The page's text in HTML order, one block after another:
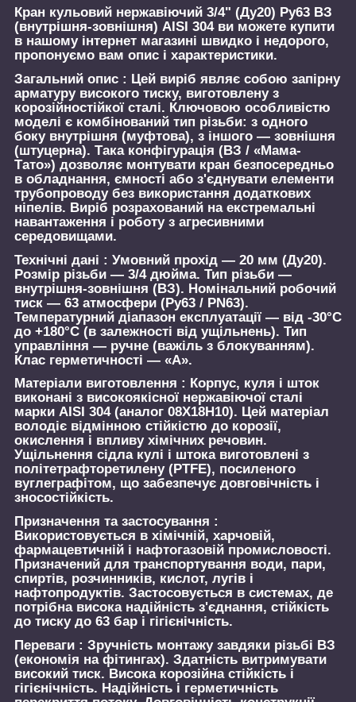
Кран кульовий нержавіючий 3/4" (Ду20) Ру63 ВЗ
(внутрішня-зовнішня) AISI 304ви можете купити
в нашому інтернет магазині швидко і недорого,
пропонуємо вам опис і характеристики.
Загальний опис : Цей виріб являє собою запірну
арматуру високого тиску, виготовлену з
корозійностійкої сталі. Ключовою особливістю
моделі є комбінований тип різьби: з одного
боку внутрішня (муфтова), з іншого — зовнішня
(штуцерна). Така конфігурація (ВЗ / «Мама-
Тато») дозволяє монтувати кран безпосередньо
в обладнання, ємності або з'єднувати елементи
трубопроводу без використання додаткових
ніпелів. Виріб розрахований на екстремальні
навантаження і роботу з агресивними
середовищами.
Технічні дані : Умовний прохід — 20 мм (Ду20).
Розмір різьби — 3/4 дюйма. Тип різьби —
внутрішня-зовнішня (ВЗ). Номінальний робочий
тиск — 63 атмосфери (Ру63 / PN63).
Температурний діапазон експлуатації — від -30°C
до +180°C (в залежності від ущільнень). Тип
управління — ручне (важіль з блокуванням).
Клас герметичності — «А».
Матеріали виготовлення : Корпус, куля і шток
виконані з високоякісної нержавіючої сталі
марки AISI 304 (аналог 08Х18Н10). Цей матеріал
володіє відмінною стійкістю до корозії,
окислення і впливу хімічних речовин.
Ущільнення сідла кулі і штока виготовлені з
політетрафторетилену (PTFE), посиленого
вуглеграфітом, що забезпечує довговічність і
зносостійкість.
Призначення та застосування :
Використовується в хімічній, харчовій,
фармацевтичній і нафтогазовій промисловості.
Призначений для транспортування води, пари,
спиртів, розчинників, кислот, лугів і
нафтопродуктів. Застосовується в системах, де
потрібна висока надійність з'єднання, стійкість
до тиску до 63 бар і гігієнічність.
Переваги : Зручність монтажу завдяки різьбі ВЗ
(економія на фітингах). Здатність витримувати
високий тиск. Висока корозійна стійкість і
гігієнічність. Надійність і герметичність